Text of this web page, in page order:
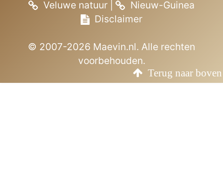
Veluwe natuur
Nieuw-Guinea
Disclaimer
© 2007-2026 Maevin.nl. Alle rechten
voorbehouden.
Terug naar boven